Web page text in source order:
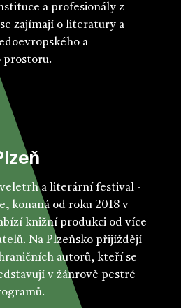
a profesionály z
zajímají o literatury a
a
prostoru.
a literární festival -
konaná od roku 2018 v
knižní produkci od více
Na Plzeňsko přijíždějí
autorů, kteří se
v žánrově pestré